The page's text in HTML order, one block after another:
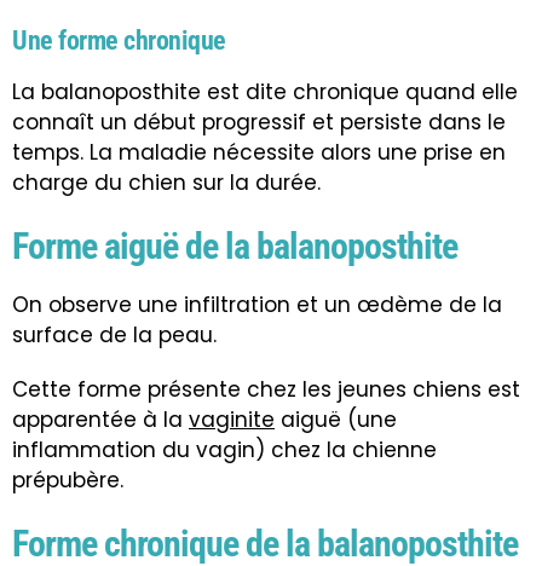
Une forme chronique
La balanoposthite est dite chronique quand elle
connaît un début progressif et persiste dans le
temps. La maladie nécessite alors une prise en
charge du chien sur la durée.
Forme aiguë de la balanoposthite
On observe une infiltration et un œdème de la
surface de la peau.
Cette forme présente chez les jeunes chiens est
apparentée à la vaginite aiguë (une
inflammation du vagin) chez la chienne
prépubère.
Forme chronique de la balanoposthite